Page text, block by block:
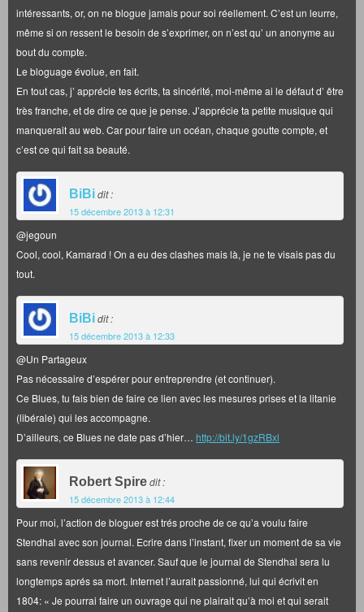
intéressants, or, on ne blogue jamais pour soi réellement. C’est un leurre,
même si on ressent le besoin de s’exprimer, on n’est qu’ un anonyme au
bout du compte.
Le bloguage évolue, en fait.
En tout cas, j’ apprécie tes écrits, ta sincérité, moi-même ai le défaut d’ être
très franche, et de dire ce que je pense. J’apprécie ta petite musique qui
manquerait au web. Car pour faire un océan, chaque goutte compte, et
c’est ce qui fait sa beauté.
BiBidit :
15 décembre 2013 à 12:31
@jegoun
Cool, cool, Kamarad ! On a eu des clashes mais là, je ne te visais pas du
tout.
BiBidit :
15 décembre 2013 à 12:33
@Un Partageux
Pas nécessaire d’espérer pour entreprendre (et continuer).
Ce Blues, tu fais bien de faire ce lien avec les mesures prises et la litanie
(libérale) qui les accompagne.
D’ailleurs, ce Blues ne date pas d’hier… http://bit.ly/1gzRBxl
Robert Spiredit :
15 décembre 2013 à 12:44
Pour moi, l’action de bloguer est trés proche de ce qu’a voulu faire
Stendhal avec son journal. Ecrire dans l’instant, fixer un moment de sa vie
sans revenir dessus et avancer. Sauf que le journal de Stendhal sera lu
longtemps aprés sa mort. Internet l’aurait passionné, lui qui écrivit en
1804: « Je pourrai faire un ouvrage qui ne plairait qu’à moi et qui serait